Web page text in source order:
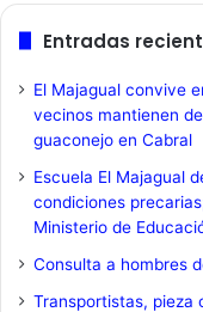
Entradas
El Majagual convive
vecinos mantienen
guaconejo en Cabral
Escuela El Majagual
condiciones
Ministerio de
Consulta a hombres
Transportistas, pieza